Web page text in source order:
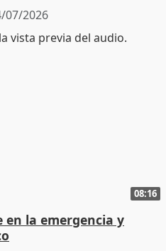
07/2026
08:16
la emergencia y